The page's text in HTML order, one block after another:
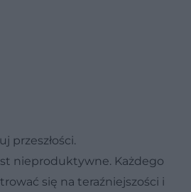
przeszłości.
nieproduktywne. Każdego
się na teraźniejszości i